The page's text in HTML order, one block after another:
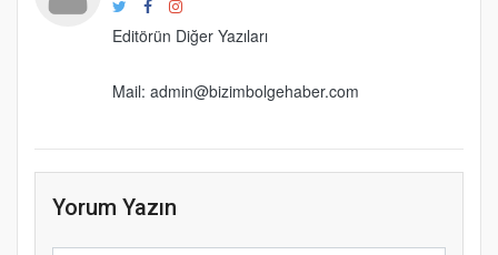
Editörün Diğer Yazıları
Mail: admin@bizimbolgehaber.com
Yorum Yazın